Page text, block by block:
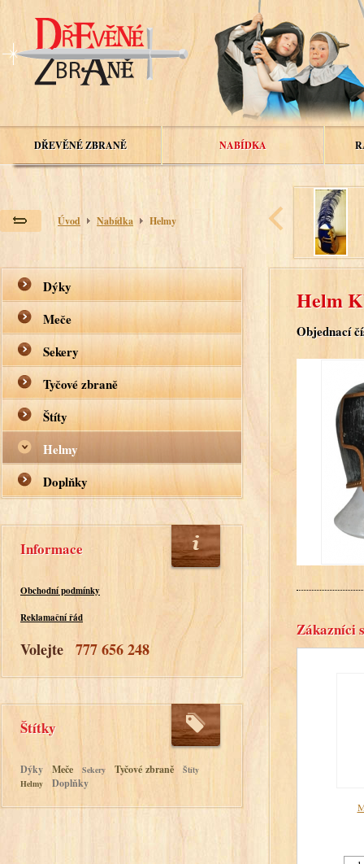
DŘEVĚNÉ ZBRANĚ NABÍDKA
Úvod Nabídka Helmy
Dýky
Meče
Sekery
Tyčové zbraně
Štíty
Helmy
Doplňky
Informace
Obchodní podmínky
Reklamační řád
Volejte 777 656 248
Štítky
Dýky Meče Sekery Tyčové zbraně
Štíty
Helmy
Doplňky
Helm
Objednací
Zákazníci